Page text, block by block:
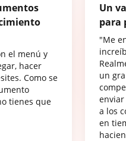
el menú y
hacer
Como se
tienes que
Un
para
"Me
un
a los
en